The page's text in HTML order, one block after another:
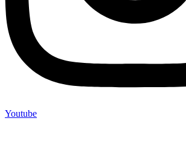
Youtube